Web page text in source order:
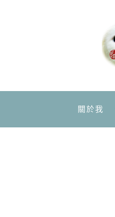
關於我